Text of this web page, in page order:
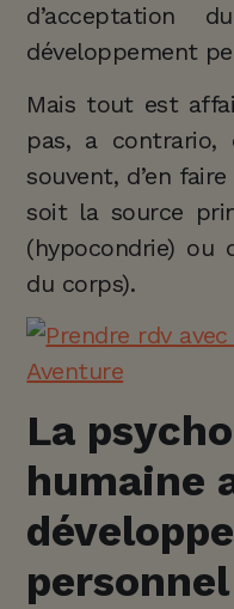
d’acceptation
développement
Mais tout est
pas, a
souvent, d’en
soit la source
(hypocondrie) ou
du corps).
La
humaine
personnel